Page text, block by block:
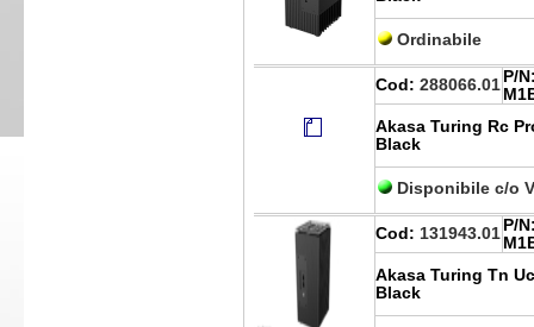
Ordinabile
Cod: 288066.01 P/
Akasa Turing Rc
Black
Disponibile c/o
Cod: 131943.01 P/
Akasa Turing Tn
Black